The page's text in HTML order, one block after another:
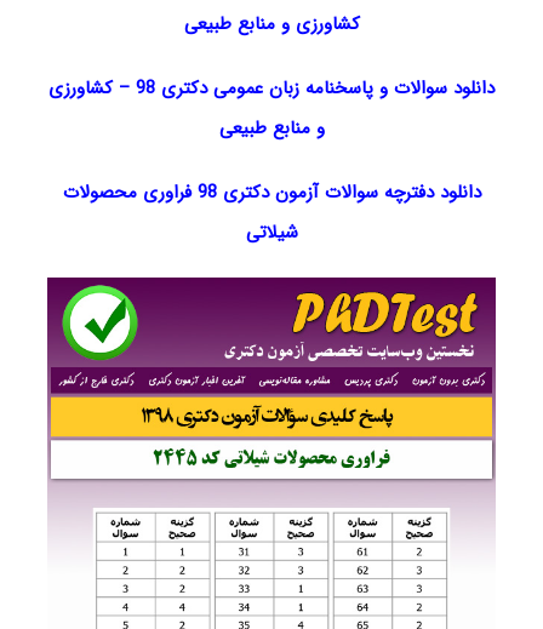
کشاورزی و منابع طبیعی
دانلود سوالات و پاسخنامه زبان عمومی دکتری 98 – کشاورزی
و منابع طبیعی
دانلود دفترچه سوالات آزمون دکتری 98 فراوری محصولات
شیلاتی